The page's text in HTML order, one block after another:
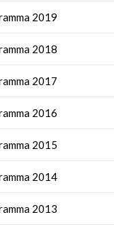
2019
2018
2017
2016
2015
2014
2013